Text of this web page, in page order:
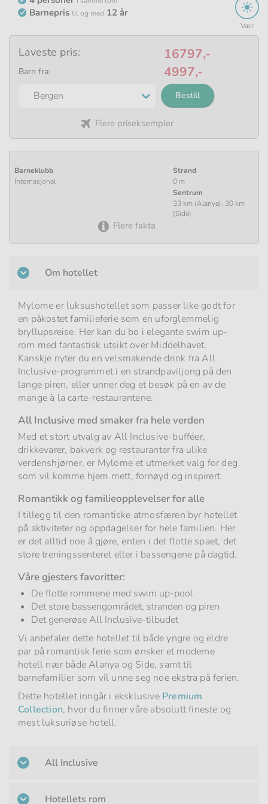
Vær
Barnepris til og med 12 år
Laveste pris: 16797,-
Barn fra: 4997,-
Bestill
Flere priseksempler
Barneklubb
Internasjonal
Strand
0 m
Sentrum
33 km (Alanya), 30 km
(Side)
Flere fakta
Om hotellet
Mylome er luksushotellet som passer like godt for
en påkostet familieferie som en uforglemmelig
bryllupsreise. Her kan du bo i elegante swim up-
rom med fantastisk utsikt over Middelhavet.
Kanskje nyter du en velsmakende drink fra All
Inclusive-programmet i en strandpaviljong på den
lange piren, eller unner deg et besøk på en av de
mange à la carte-restaurantene.
All Inclusive med smaker fra hele verden
Med et stort utvalg av All Inclusive-bufféer,
drikkevarer, bakverk og restauranter fra ulike
verdenshjørner, er Mylome et utmerket valg for deg
som vil komme hjem mett, fornøyd og inspirert.
Romantikk og familieopplevelser for alle
I tillegg til den romantiske atmosfæren byr hotellet
på aktiviteter og oppdagelser for hele familien. Her
er det alltid noe å gjøre, enten i det flotte spaet, det
store treningssenteret eller i bassengene på dagtid.
Våre gjesters favoritter:
De flotte rommene med swim up-pool
Det store bassengområdet, stranden og piren
Det generøse All Inclusive-tilbudet
Vi anbefaler dette hotellet til både yngre og eldre
par på romantisk ferie som ønsker et moderne
hotell nær både Alanya og Side, samt til
barnefamilier som vil unne seg noe ekstra på ferien.
Dette hotellet inngår i eksklusive Premium
Collection, hvor du finner våre absolutt fineste og
mest luksuriøse hotell.
All Inclusive
Hotellets rom